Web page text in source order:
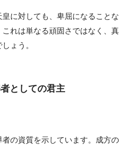
に対しても、卑屈になることな
れは単なる頑固さではなく、真
ょう。
としての君主
の資質を示しています。成方の